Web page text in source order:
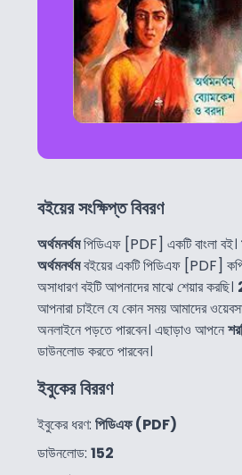
বইয়ের সংক্ষিপ্ত বিবরণ
অর্থমনর্থমপিডিএফ [PDF] একটি বাংলা বই।
অর্থমনর্থমবইয়ের একটি পিডিএফ [PDF]
অসাধারণ বইটি আপনাদের মাঝে শেয়ার করছি।
আপনারা চাইলে যে কোন সময় আমাদের
অনলাইনে পড়তে পারবেন। এছাড়াও আপনে
ডাউনলোড করতে পারবেন।
ইবুকের বিররণ
ইবুকের ধরণ: পিডিএফ (PDF)
ডাউনলোড: 152